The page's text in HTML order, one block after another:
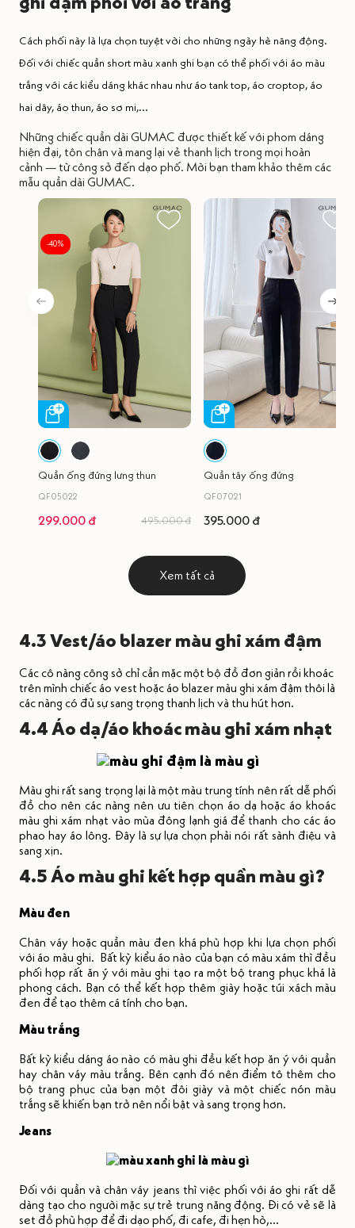
Cách phối này là lựa chọn tuyệt vời cho những ngày hè năng động.
Đối với chiếc quần short màu xanh ghi bạn có thể phối với áo màu
trắng với các kiểu dáng khác nhau như áo tank top, áo croptop, áo
hai dây, áo thun, áo sơ mi,...
Những chiếc quần dài GUMAC được thiết kế với phom dáng
hiện đại, tôn chân và mang lại vẻ thanh lịch trong mọi hoàn
cảnh — từ công sở đến dạo phố. Mời bạn tham khảo thêm các
mẫu quần dài GUMAC.
-40%
Quần ống đứng lưng thun
QF05022
299.000 đ 495.000 đ
Quần tây ống đứng
QF07021
395.000 đ
Xem tất cả
4.3 Vest/áo blazer màu ghi xám đậm
Các cô nàng công sở chỉ cần mặc một bộ đồ đơn giản rồi khoác
trên mình chiếc áo vest hoặc áo blazer màu ghi xám đậm thôi là
các nàng có đủ sự sang trọng thanh lịch và thu hút hơn.
4.4 Áo dạ/áo khoác màu ghi xám nhạt
Màu ghi rất sang trọng lại là một màu trung tính nên rất dễ phối
đồ cho nên các nàng nên ưu tiên chọn áo dạ hoặc áo khoác
màu ghi xám nhạt vào mùa đông lạnh giá để thanh cho các áo
phao hay áo lông. Đây là sự lựa chọn phải nói rất sành điệu và
sang xịn.
4.5 Áo màu ghi kết hợp quần màu gì?
Màu đen
Chân váy hoặc quần màu đen khá phù hợp khi lựa chọn phối
với áo màu ghi. Bất kỳ kiểu áo nào của bạn có màu xám thì đều
phối hợp rất ăn ý với màu ghi tạo ra một bộ trang phục khá là
phong cách. Bạn có thể kết hợp thêm giày hoặc túi xách màu
đen để tạo thêm cá tính cho bạn.
Màu trắng
Bất kỳ kiểu dáng áo nào có màu ghi đều kết hợp ăn ý với quần
hay chân váy màu trắng. Bên cạnh đó nên điểm tô thêm cho
bộ trang phục của bạn một đôi giày và một chiếc nón màu
trắng sẽ khiến bạn trở nên nổi bật và sang trọng hơn.
Jeans
Đối với quần và chân váy jeans thì việc phối với áo ghi rất dễ
dàng tạo cho người mặc sự trẻ trung năng động. Đi có vẻ sẽ là
set đồ phù hợp để đi dạo phố, đi cafe, đi hẹn hò,...